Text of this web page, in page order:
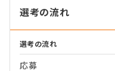
選考の流れ
選考の流れ
応募